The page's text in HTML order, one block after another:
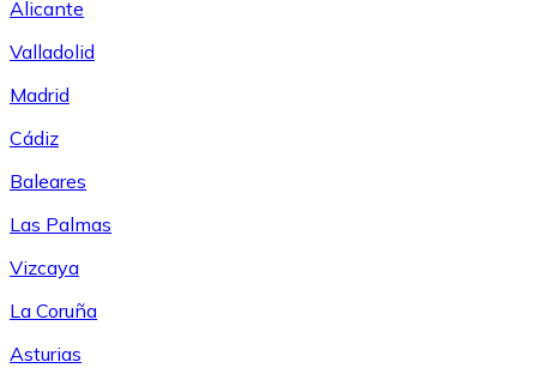
Alicante
Valladolid
Madrid
Cádiz
Baleares
Las Palmas
Vizcaya
La Coruña
Asturias